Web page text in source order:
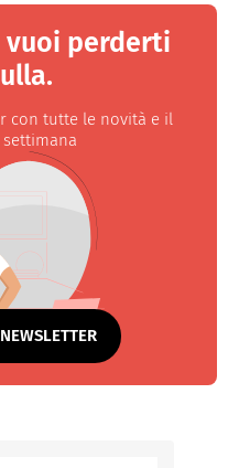
vuoi perderti
con tutte le novità e il